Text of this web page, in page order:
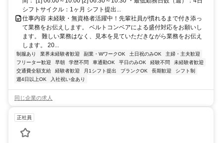
シフトサイクル：1ヶ月 シフト提出...
仕事内容 未経験・無資格者活躍中！先輩社員が慣れるまで付き添っ
て業務をお伝えします。 ベルトコンベアによる盛付対応をお願いし
ます。 難しい業務はなく、見本を見ていただきながら業務をお伝え
します。 20...
制服あり 業界未経験者歓迎 副業・WワークOK 土日祝のみOK
主婦・主夫歓迎
フリーター歓迎
早朝 学歴不問 車通勤OK 平日のみOK 経験不問
未経験者歓迎
交通費全額支給
経験者歓迎 月1シフト提出 ブランクOK 長期歓迎
シフト制
週4日以上OK
入社祝い金あり
同じ企業の求人
正社員